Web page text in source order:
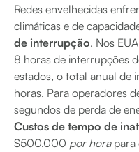
Redes envelhecidas
climáticas e de
de interrupção. Nos
8 horas de interrupções
estados, o total anual de
horas. Para operadores
segundos de perda de
Custos de tempo de
$500.000 por horapara